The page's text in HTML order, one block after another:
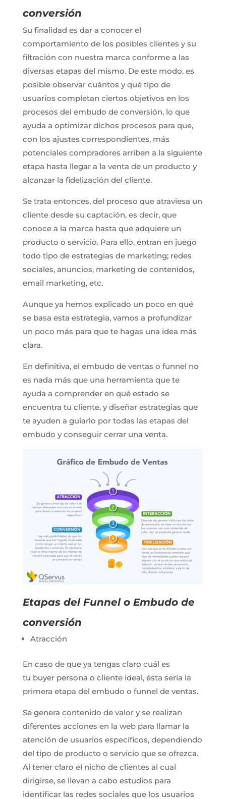
conversión
Su finalidad es dar a conocer el
comportamiento de los posibles clientes y su
filtración con nuestra marca conforme a las
diversas etapas del mismo. De este modo, es
posible observar cuántos y qué tipo de
usuarios completan ciertos objetivos en los
procesos del embudo de conversión, lo que
ayuda a optimizar dichos procesos para que,
con los ajustes correspondientes, más
potenciales compradores arriben a la siguiente
etapa hasta llegar a la venta de un producto y
alcanzar la fidelización del cliente.
Se trata entonces, del proceso que atraviesa un
cliente desde su captación, es decir, que
conoce a la marca hasta que adquiere un
producto o servicio. Para ello, entran en juego
todo tipo de estrategias de marketing; redes
sociales, anuncios, marketing de contenidos,
email marketing, etc.
Aunque ya hemos explicado un poco en qué
se basa esta estrategia, vamos a profundizar
un poco más para que te hagas una idea más
clara.
En definitiva, el embudo de ventas o funnel no
es nada más que una herramienta que te
ayuda a comprender en qué estado se
encuentra tu cliente, y diseñar estrategias que
te ayuden a guiarlo por todas las etapas del
embudo y conseguir cerrar una venta.
Etapas del Funnel o Embudo de
conversión
Atracción
En caso de que ya tengas claro cuál es
tu buyer persona o cliente ideal, ésta sería la
primera etapa del embudo o funnel de ventas.
Se genera contenido de valor y se realizan
diferentes acciones en la web para llamar la
atención de usuarios específicos, dependiendo
del tipo de producto o servicio que se ofrezca.
Al tener claro el nicho de clientes al cual
dirigirse, se llevan a cabo estudios para
identificar las redes sociales que los usuarios